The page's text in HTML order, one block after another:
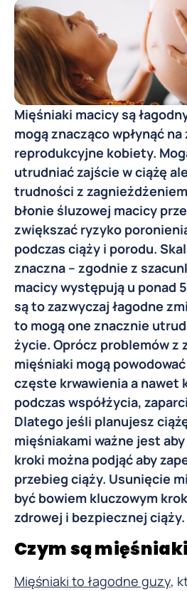
Mięśniaki macicy są
mogą znacząco wpłynąć na
reprodukcyjne kobiety.
utrudniać zajście w ciążę
trudności z
błonie śluzowej macicy
zwiększać ryzyko
podczas ciąży i porodu.
znaczna – zgodnie z
macicy występują u ponad
są to zazwyczaj łagodne
to mogą one znacznie
życie. Oprócz problemów z
mięśniaki mogą
częste krwawienia a nawet
podczas współżycia,
Dlatego jeśli planujesz
mięśniakami ważne jest
kroki można podjąć aby
przebieg ciąży. Usunięcie
być bowiem kluczowym
zdrowej i bezpiecznej ciąży.
Czym są
Mięśniaki to łagodne guzy,